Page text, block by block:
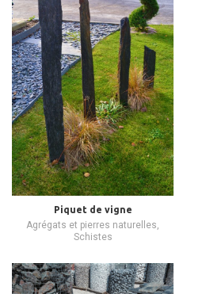
Piquet de vigne
Agrégats et pierres naturelles,
Schistes